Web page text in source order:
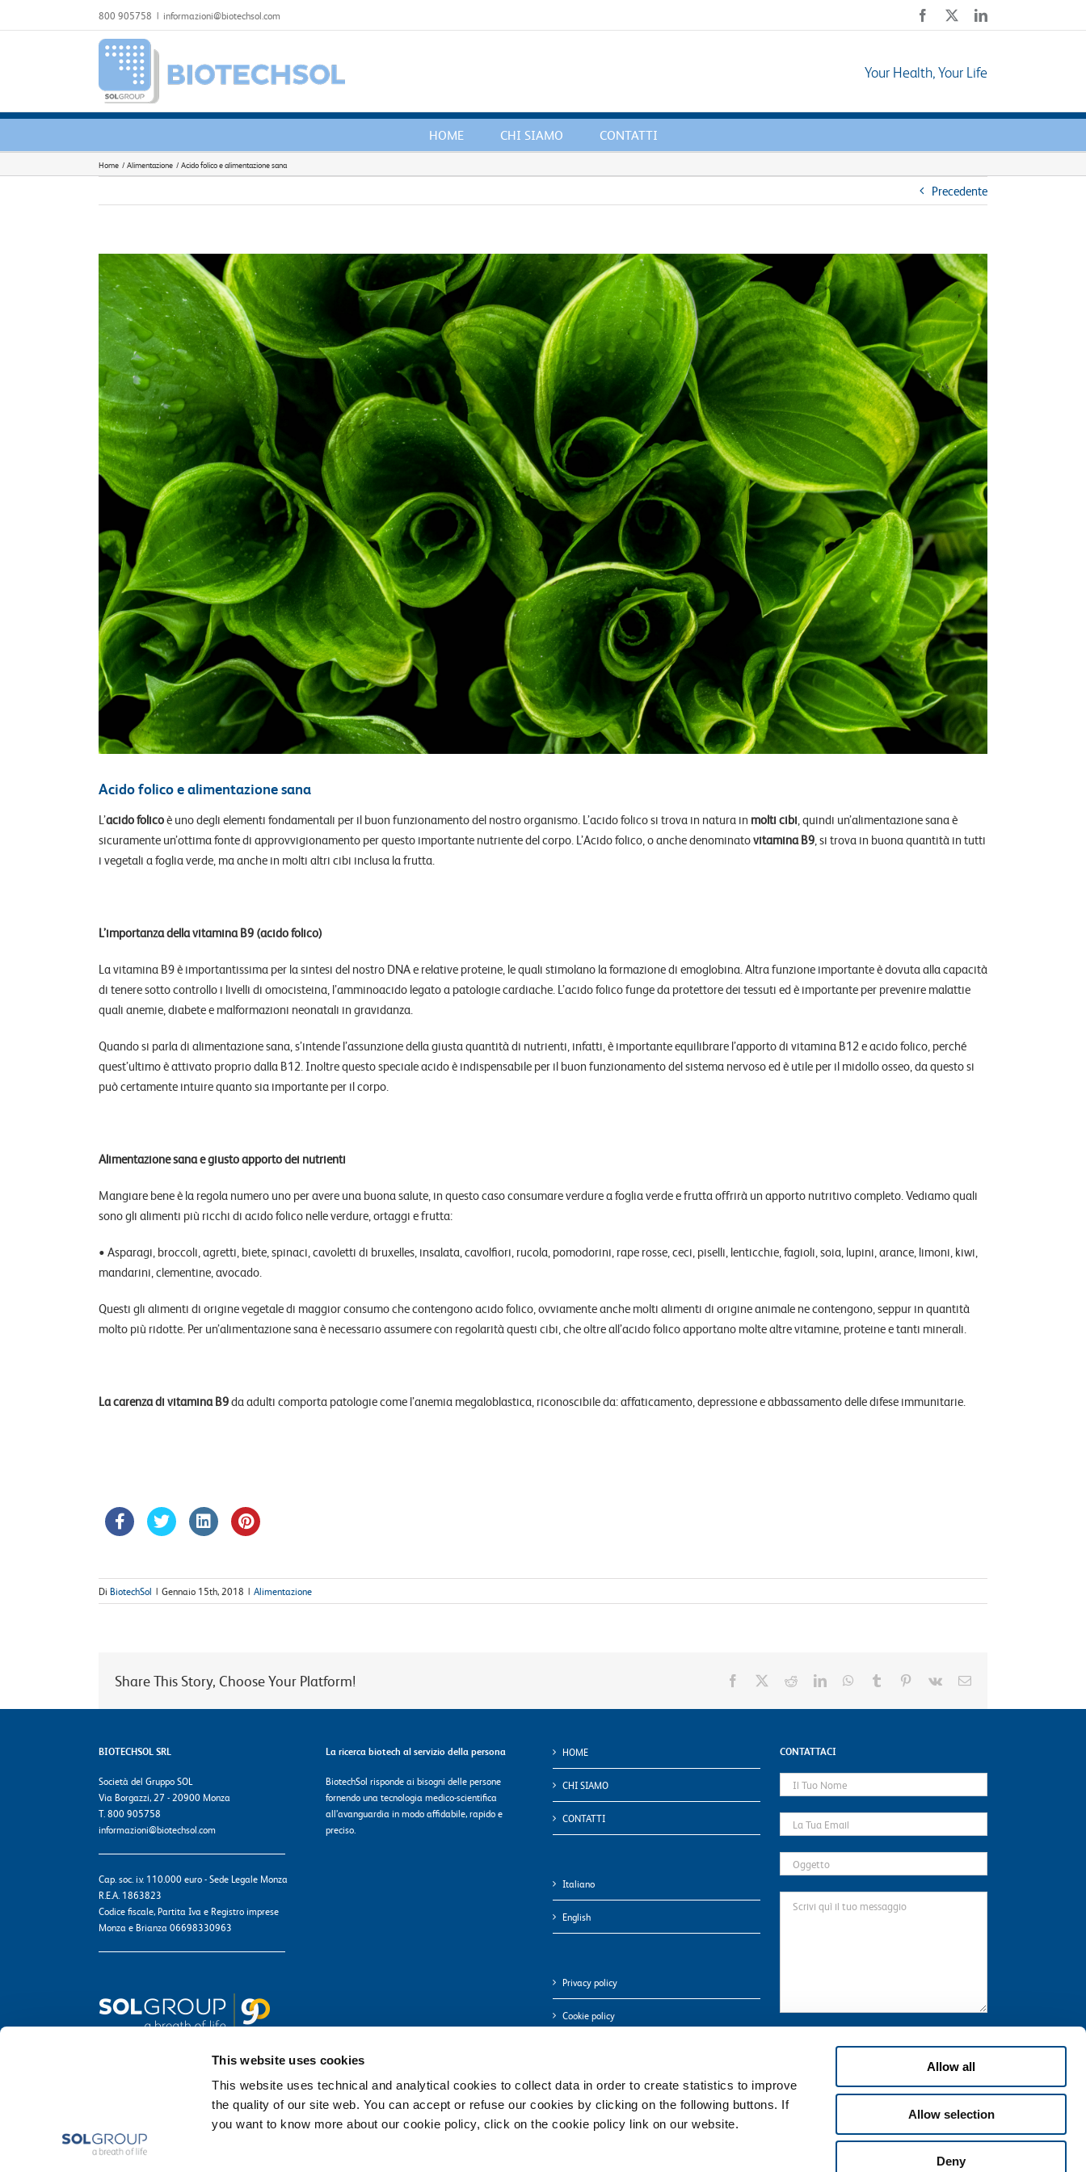
This website uses cookies
This website uses technical and analytical cookies to collect data in order to create statistics to improve
the quality of our site web. You can accept or refuse our cookies by clicking on the following buttons. If
you want to know more about our cookie policy, click on the cookie policy link on our website.
Allow all
Allow selection
Deny
al
800 905758 | informazioni@biotechsol.com Facebook LinkedIn
Your Health, Your Life
HOME CHI SIAMO CONTATTI
Home Alimentazione Acido folico e alimentazione sana
Precedente
Ingrandisci
immagine
Acido folico e alimentazione sana
L’acido folicoè uno degli elementi fondamentali per il buon funzionamento del nostro organismo. L’acido folico si trova in natura in molti cibi , quindi un’alimentazione sana è
sicuramente un’ottima fonte di approvvigionamento per questo importante nutriente del corpo. L’Acido folico, o anche denominatovitamina B9 , si trova in buona quantità in tutti
i vegetali a foglia verde, ma anche in molti altri cibi inclusa la frutta.
L’importanza della vitamina B9 (acido folico)
La vitamina B9 è importantissima per la sintesi del nostro DNA e relative proteine, le quali stimolano la formazione di emoglobina. Altra funzione importante è dovuta alla capacità
di tenere sotto controllo i livelli di omocisteina, l’amminoacido legato a patologie cardiache. L’acido folico funge da protettore dei tessuti ed è importante per prevenire malattie
quali anemie, diabete e malformazioni neonatali in gravidanza.
Quando si parla di alimentazione sana, s’intende l’assunzione della giusta quantità di nutrienti, infatti, è importante equilibrare l’apporto di vitamina B12 e acido folico, perché
quest’ultimo è attivato proprio dalla B12. Inoltre questo speciale acido è indispensabile per il buon funzionamento del sistema nervoso ed è utile per il midollo osseo, da questo si
può certamente intuire quanto sia importante per il corpo.
Alimentazione sana e giusto apporto dei nutrienti
Mangiare bene è la regola numero uno per avere una buona salute, in questo caso consumare verdure a foglia verde e frutta offrirà un apporto nutritivo completo. Vediamo quali
sono gli alimenti più ricchi di acido folico nelle verdure, ortaggi e frutta:
• Asparagi, broccoli, agretti, biete, spinaci, cavoletti di bruxelles, insalata, cavolfiori, rucola, pomodorini, rape rosse, ceci, piselli, lenticchie, fagioli, soia, lupini, arance, limoni, kiwi,
mandarini, clementine, avocado.
Questi gli alimenti di origine vegetale di maggior consumo che contengono acido folico, ovviamente anche molti alimenti di origine animale ne contengono, seppur in quantità
molto più ridotte. Per un’alimentazione sana è necessario assumere con regolarità questi cibi, che oltre all’acido folico apportano molte altre vitamine, proteine e tanti minerali.
La carenza di vitamina B9da adulti comporta patologie come l’anemia megaloblastica, riconoscibile da: affaticamento, depressione e abbassamento delle difese immunitarie.
Di BiotechSol | Gennaio 15th, 2018 | Alimentazione
Share This Story, Choose Your Platform! Facebook RedditLinkedInWhatsApp
Tumblr Pinterest
Vk Email
BIOTECHSOL SRL
Società del Gruppo SOL
Via Borgazzi, 27 - 20900 Monza
T. 800 905758
informazioni@biotechsol.com
Cap. soc. i.v. 110.000 euro - Sede Legale Monza
R.E.A. 1863823
Codice fiscale, Partita Iva e Registro imprese
Monza e Brianza 06698330963
La ricerca biotech al servizio della persona
BiotechSol risponde ai bisogni delle persone
fornendo una tecnologia medico-scientifica
all’avanguardia in modo affidabile, rapido e
preciso.
HOME
CHI SIAMO
CONTATTI
Italiano
English
Privacy policy
Cookie policy
CONTATTACI
parte, in relazione al trattamento dei propri dati
personali necessari per la navigazione sul Sito.